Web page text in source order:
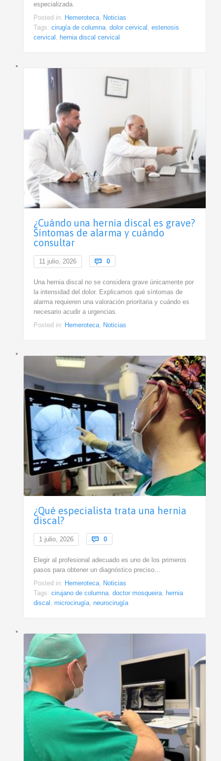
especializada.
Posted in: Hemeroteca, Noticias
Tags: cirugía de columna, dolor cervical estenosis
cervical
hernia discal cervical
¿Cuándo una hernia discal es grave?
Síntomas de alarma y cuándo
consultar
11 julio, 2026  0Comments
Una hernia discal no se considera grave únicamente por
la intensidad del dolor. Explicamos qué síntomas de
alarma requieren una valoración prioritaria y cuándo es
necesario acudir a urgencias.
Posted in: Hemeroteca, Noticias
¿Qué especialista trata una hernia
discal?
1 julio, 2026  0Comments
Elegir al profesional adecuado es uno de los primeros
pasos para obtener un diagnóstico preciso…
Posted in: Hemeroteca, Noticias
Tags: cirujano de columna, doctor mosqueira, hernia
discal
microcirugía, neurocirugía